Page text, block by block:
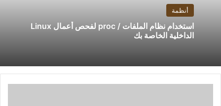
أنظمة
استخدام نظام الملفات / proc لفحص أعمال Linux
الداخلية الخاصة بك